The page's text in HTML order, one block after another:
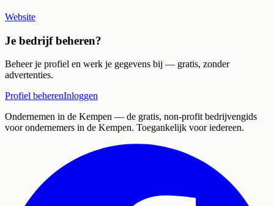
Website
Je bedrijf beheren?
Beheer je profiel en werk je gegevens bij — gratis, zonder
advertenties.
Profiel beherenInloggen
Ondernemen in de Kempen — de gratis, non-profit bedrijvengids
voor ondernemers in de Kempen. Toegankelijk voor iedereen.